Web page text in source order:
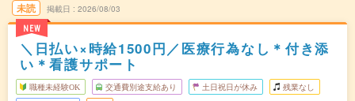
未読
NEW
掲載日 2026/08/03
＼日払い×時給1500円／医療行為なし＊付き添
い＊看護サポート
職種未経験OK 交通費別途支給あり 土日祝日が休み 残業なし